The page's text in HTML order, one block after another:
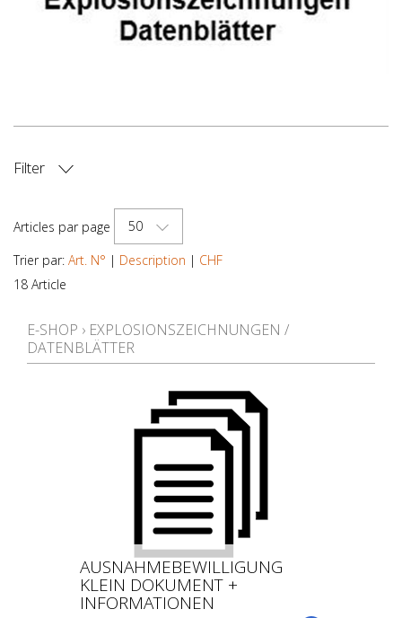
Filter
Articles par page
50
Trier par: Art. N° | Description | CHF
18 Article
E-SHOP › EXPLOSIONSZEICHNUNGEN /
DATENBLÄTTER
AUSNAHMEBEWILLIGUNG
KLEIN DOKUMENT +
INFORMATIONEN